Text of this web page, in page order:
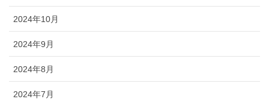
2024年10月
2024年9月
2024年8月
2024年7月